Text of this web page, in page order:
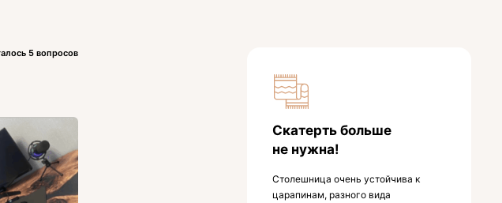
5 вопросов
Скатерть больше
не нужна!
Столешница очень устойчива к
царапинам, разного вида